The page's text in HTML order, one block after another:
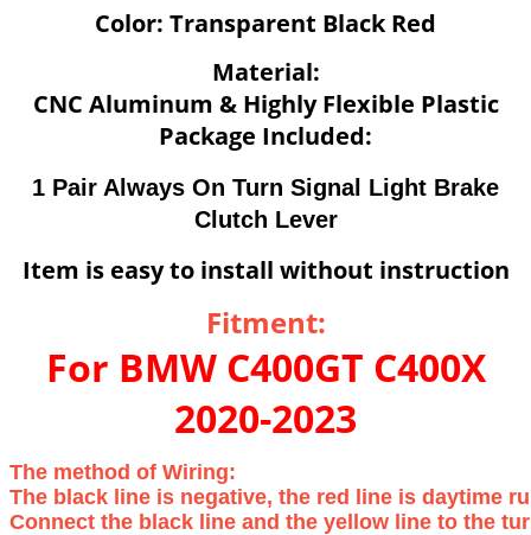
Color: Transparent Black Red
Material:
CNC Aluminum & Highly Flexible Plastic
Package Included:
1 Pair Always On Turn Signal Light Brake
Clutch Lever
Item is easy to install without instruction
Fitment:
For BMW C400GT C400X
2020-2023
The method of Wiring:
The black line is negative, the red line is daytime
Connect the black line and the yellow line to the